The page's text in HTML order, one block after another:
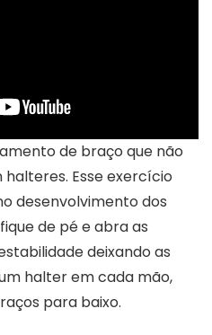
de braço que não
Esse exercício
desenvolvimento dos
de pé e abra as
deixando as
halter em cada mão,
para baixo.